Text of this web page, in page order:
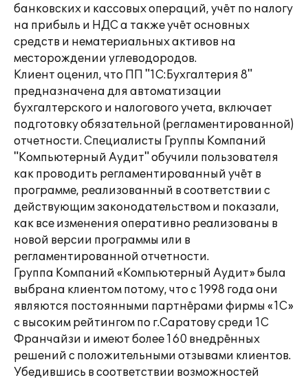
банковских и кассовых операций, учёт по налогу
на прибыль и НДС а также учёт основных
средств и нематериальных активов на
месторождении углеводородов.
Клиент оценил, что ПП "1С:Бухгалтерия 8"
предназначена для автоматизации
бухгалтерского и налогового учета, включает
подготовку обязательной (регламентированной)
отчетности. Специалисты Группы Компаний
"Компьютерный Аудит" обучили пользователя
как проводить регламентированный учёт в
программе, реализованный в соответствии с
действующим законодательством и показали,
как все изменения оперативно реализованы в
новой версии программы или в
регламентированной отчетности.
Группа Компаний «Компьютерный Аудит» была
выбрана клиентом потому, что с 1998 года они
являются постоянными партнёрами фирмы «1С»
с высоким рейтингом по г.Саратову среди 1С
Франчайзи и имеют более 160 внедрённых
решений с положительными отзывами клиентов.
Убедившись в соответствии возможностей